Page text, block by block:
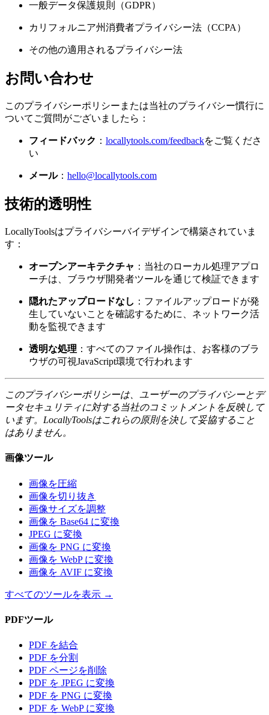
一般データ保護規則（GDPR）
カリフォルニア州消費者プライバシー法（CCPA）
その他の適用されるプライバシー法
お問い合わせ
このプライバシーポリシーまたは当社のプライバシー慣行に
ついてご質問がございましたら：
フィードバック ： locallytools.com/feedbackをご覧くださ
い
メール： hello@locallytools.com
技術的透明性
LocallyToolsはプライバシーバイデザインで構築されていま
す：
オープンアーキテクチャ ：当社のローカル処理アプロ
ーチは、ブラウザ開発者ツールを通じて検証できます
隠れたアップロードなし ：ファイルアップロードが発
生していないことを確認するために、ネットワーク活
動を監視できます
透明な処理 ：すべてのファイル操作は、お客様のブラ
ウザの可視JavaScript環境で行われます
このプライバシーポリシーは、ユーザーのプライバシーとデ
ータセキュリティに対する当社のコミットメントを反映して
います。LocallyToolsはこれらの原則を決して妥協すること
はありません。
画像ツール
画像を圧縮
画像を切り抜き
画像サイズを調整
画像を Base64 に変換
JPEG に変換
画像を PNG に変換
画像を WebP に変換
画像を AVIF に変換
すべてのツールを表示 →
PDFツール
PDF を結合
PDF を分割
PDF ページを削除
PDF を JPEG に変換
PDF を PNG に変換
PDF を WebP に変換